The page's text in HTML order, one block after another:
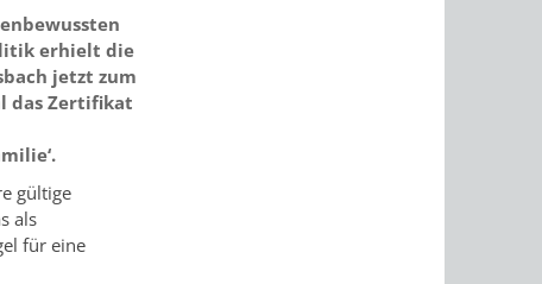
erhielt die
jetzt zum
das Zertifikat
gültige
als
für eine